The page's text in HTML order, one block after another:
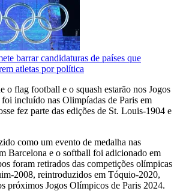
barrar candidaturas de países que
atletas por política
o flag football e o squash estarão nos Jogos
incluído nas Olimpíadas de Paris em
fez parte das edições de St. Louis-1904 e
como um evento de medalha nas
Barcelona e o softball foi adicionado em
foram retirados das competições olímpicas
2008, reintroduzidos em Tóquio-2020,
próximos Jogos Olímpicos de Paris 2024.